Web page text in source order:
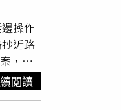
男
組織
攤堂
操作
近路
，稱
後，
。警
閱讀